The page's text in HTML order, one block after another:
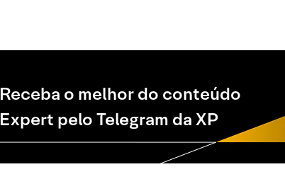
Receba o melhor do conteúdo
Expert pelo Telegram da XP